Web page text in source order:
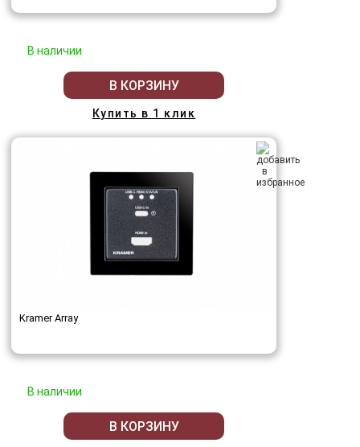
В наличии
В КОРЗИНУ
Купить в 1 клик
Kramer Array
В наличии
В КОРЗИНУ